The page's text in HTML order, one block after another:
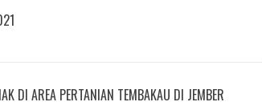
DI AREA PERTANIAN TEMBAKAU DI JEMBER